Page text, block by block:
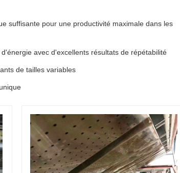
suffisante pour une productivité maximale dans les
avec d'excellents résultats de répétabilité
de tailles variables